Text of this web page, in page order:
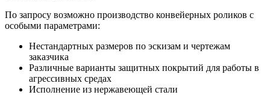
По запросу возможно производство конвейерных роликов с
особыми параметрами:
Нестандартных размеров по эскизам и чертежам
заказчика
Различные варианты защитных покрытий для работы в
агрессивных средах
Исполнение из нержавеющей стали